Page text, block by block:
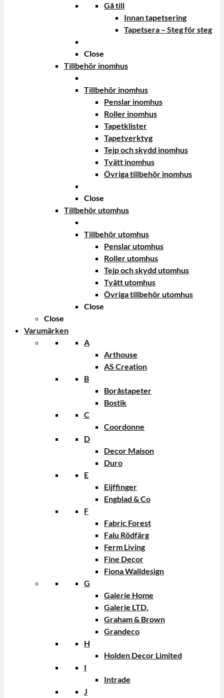
Gå till
Innan tapetsering
Tapetsera – Steg för steg
Close
Tillbehör inomhus
Tillbehör inomhus
Penslar inomhus
Roller inomhus
Tapetklister
Tapetverktyg
Tejp och skydd inomhus
Tvätt inomhus
Övriga tillbehör inomhus
Close
Tillbehör utomhus
Tillbehör utomhus
Penslar utomhus
Roller utomhus
Tejp och skydd utomhus
Tvätt utomhus
Övriga tillbehör utomhus
Close
Close
Varumärken
A
Arthouse
AS Creation
B
Boråstapeter
Bostik
C
Coordonne
D
Decor Maison
Duro
E
Eijffinger
Engblad & Co
F
Fabric Forest
Falu Rödfärg
Ferm Living
Fine Decor
Fiona Walldesign
G
Galerie Home
Galerie LTD.
Graham & Brown
Grandeco
H
Holden Decor Limited
I
Intrade
J